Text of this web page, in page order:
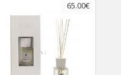
65.00€